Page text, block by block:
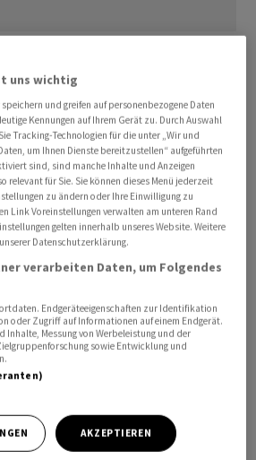
und die allgemeine Lage in
am Ölmarkt erhöht haben,
der konjunkturell bedingt
Für sinkende Ölpreise
Angebot aus Ländern wie den
wird durch neue Lagerdaten vom
die steigende US-
Produktion knapp unter
SMI
der PharmarieseNovartisfür lange
uns wichtig
und greifen auf personenbezogene Daten
Kennungen auf Ihrem Gerät zu. Durch Auswahl
Tracking-Technologien für die unter „Wir und
um Ihnen Dienste bereitzustellen“ aufgeführten
sind, sind manche Inhalte und Anzeigen
relevant für Sie. Sie können dieses Menü jederzeit
zu ändern oder Ihre Einwilligung zu
Link Voreinstellungen verwalten am unteren Rand
gelten innerhalb unseres Website. Weitere
Datenschutzerklärung.
verarbeiten Daten, um Folgendes
Endgeräteeigenschaften zur Identifikation
oder Zugriff auf Informationen auf einem Endgerät.
Inhalte, Messung von Werbeleistung und der
sowie Entwicklung und
AKZEPTIEREN